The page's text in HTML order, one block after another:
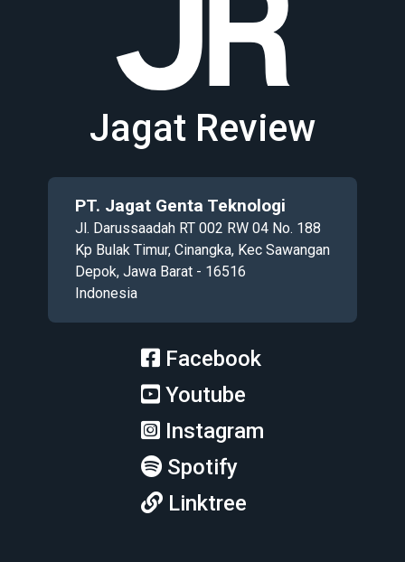
Jagat Review
PT. Jagat Genta Teknologi
Jl. Darussaadah RT 002 RW 04 No. 188
Kp Bulak Timur, Cinangka, Kec Sawangan
Depok, Jawa Barat - 16516
Indonesia
Facebook
Youtube
Instagram
Spotify
Linktree